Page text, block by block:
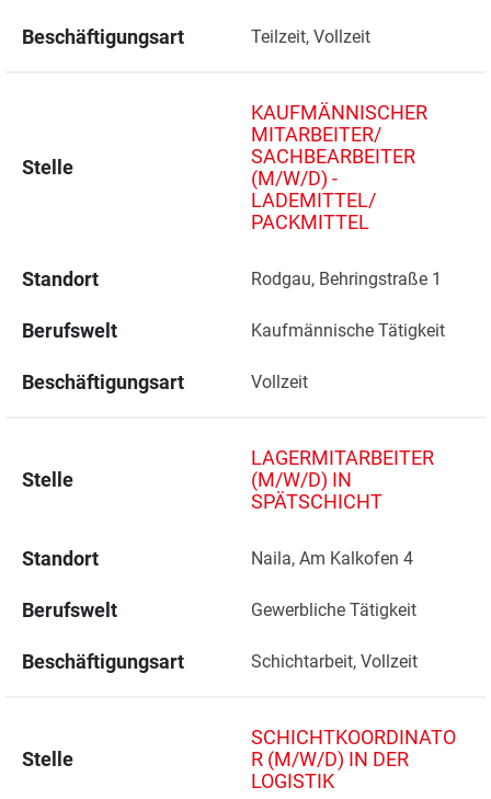
Beschäftigungsart Teilzeit, Vollzeit
Stelle
KAUFMÄNNISCHER
MITARBEITER/
SACHBEARBEITER
(M/W/D) -
LADEMITTEL/
PACKMITTEL
Standort Rodgau, Behringstraße 1
Berufswelt Kaufmännische Tätigkeit
Beschäftigungsart Vollzeit
Stelle
LAGERMITARBEITER
(M/W/D) IN
SPÄTSCHICHT
Standort Naila, Am Kalkofen 4
Berufswelt Gewerbliche Tätigkeit
Beschäftigungsart Schichtarbeit, Vollzeit
Stelle
SCHICHTKOORDINATO
R (M/W/D) IN DER
LOGISTIK